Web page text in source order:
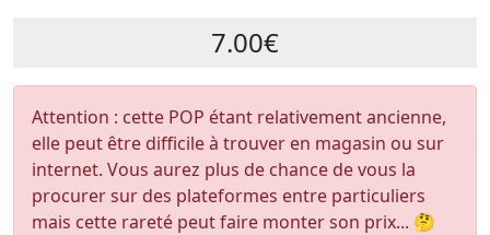
7.00€
Attention : cette POP étant relativement ancienne,
elle peut être difficile à trouver en magasin ou sur
internet. Vous aurez plus de chance de vous la
procurer sur des plateformes entre particuliers
mais cette rareté peut faire monter son prix... 🤔